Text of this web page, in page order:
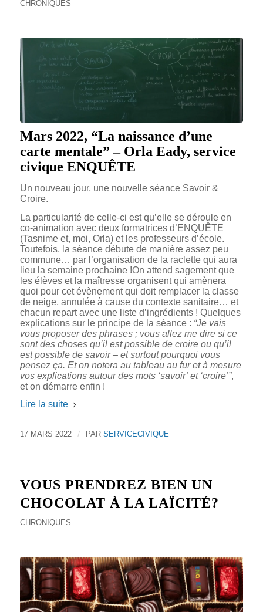
CHRONIQUES
Mars 2022, “La naissance d’une
carte mentale” – Orla Eady, service
civique ENQUÊTE
Un nouveau jour, une nouvelle séance Savoir &
Croire.
La particularité de celle-ci est qu’elle se déroule en
co-animation avec deux formatrices d’ENQUÊTE
(Tasnime et, moi, Orla) et les professeurs d’école.
Toutefois, la séance débute de manière assez peu
commune… par l’organisation de la raclette qui aura
lieu la semaine prochaine !On attend sagement que
les élèves et la maîtresse organisent qui amènera
quoi pour cet évènement qui doit remplacer la classe
de neige, annulée à cause du contexte sanitaire… et
chacun repart avec une liste d’ingrédients ! Quelques
explications sur le principe de la séance : “Je vais
vous proposer des phrases ; vous allez me dire si ce
sont des choses qu’il est possible de croire ou qu’il
est possible de savoir – et surtout pourquoi vous
pensez ça. Et on notera au tableau au fur et à mesure
vos explications autour des mots ‘savoir’ et ‘croire’”,
et on démarre enfin !
Lire la suite
17 MARS 2022 / PAR SERVICECIVIQUE
VOUS PRENDREZ BIEN UN
CHOCOLAT À LA LAÏCITÉ?
CHRONIQUES